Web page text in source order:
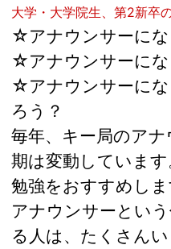
大学・大学院生、第2新卒
☆アナウンサーにな
☆アナウンサーにな
☆アナウンサーに
ろう？
毎年、キー局のア
期は変動しています
勉強をおすすめしま
アナウンサーとい
る人は、たくさん